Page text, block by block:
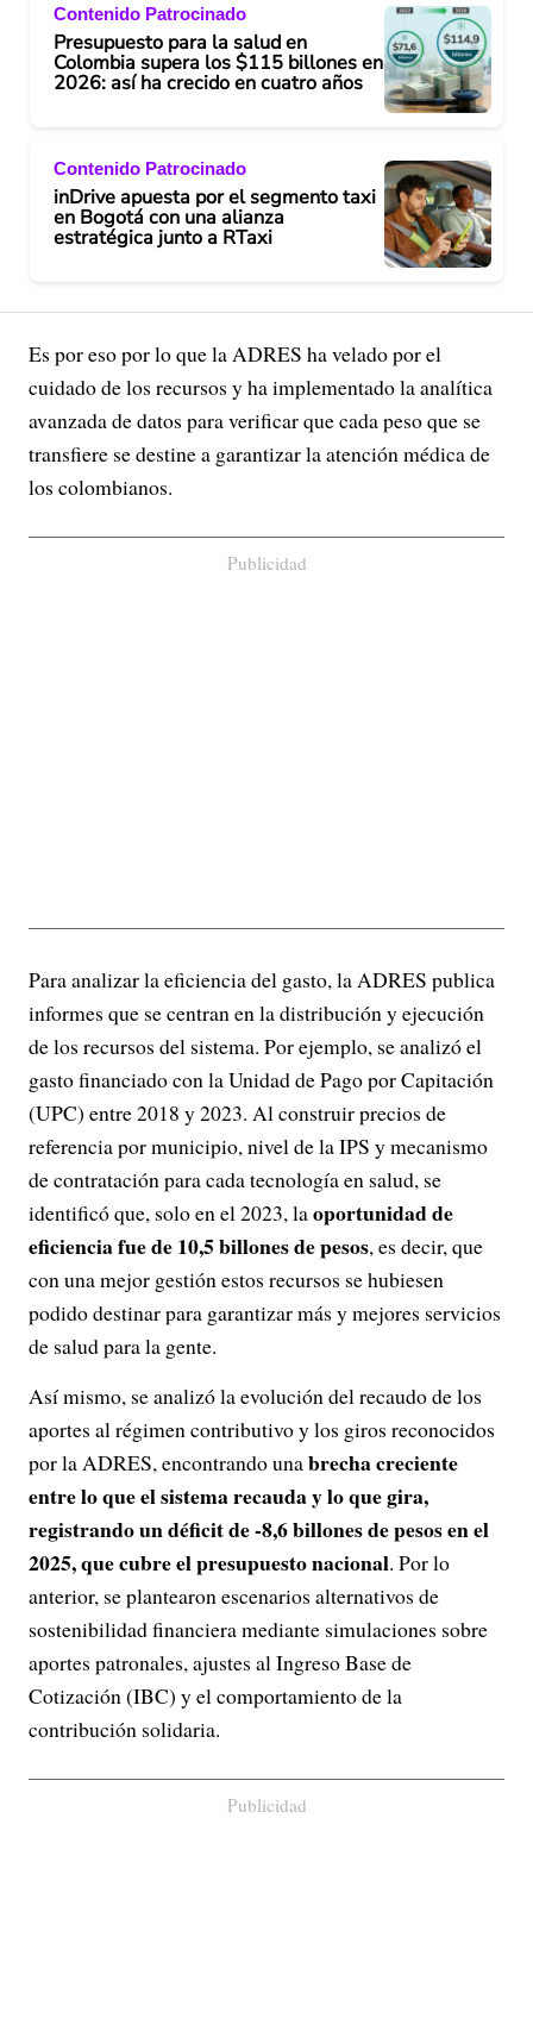
Contenido Patrocinado
Presupuesto para la salud en
Colombia supera los $115 billones en
2026: así ha crecido en cuatro años
Contenido Patrocinado
inDrive apuesta por el segmento taxi
en Bogotá con una alianza
estratégica junto a RTaxi
Es por eso por lo que la ADRES ha velado por el
cuidado de los recursos y ha implementado la analítica
avanzada de datos para verificar que cada peso que se
transfiere se destine a garantizar la atención médica de
los colombianos.
Publicidad
Para analizar la eficiencia del gasto, la ADRES publica
informes que se centran en la distribución y ejecución
de los recursos del sistema. Por ejemplo, se analizó el
gasto financiado con la Unidad de Pago por Capitación
(UPC) entre 2018 y 2023. Al construir precios de
referencia por municipio, nivel de la IPS y mecanismo
de contratación para cada tecnología en salud, se
identificó que, solo en el 2023, laoportunidad de
eficiencia fue de 10,5 billones de pesos, es decir, que
con una mejor gestión estos recursos se hubiesen
podido destinar para garantizar más y mejores servicios
de salud para la gente.
Así mismo, se analizó la evolución del recaudo de los
aportes al régimen contributivo y los giros reconocidos
por la ADRES, encontrando unabrecha creciente
entre lo que el sistema recauda y lo que gira,
registrando un déficit de -8,6 billones de pesos en el
2025, que cubre el presupuesto nacional. Por lo
anterior, se plantearon escenarios alternativos de
sostenibilidad financiera mediante simulaciones sobre
aportes patronales, ajustes al Ingreso Base de
Cotización (IBC) y el comportamiento de la
contribución solidaria.
Publicidad